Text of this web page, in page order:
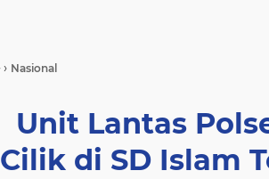
› Nasional
Unit Lantas
Cilik di SD Islam